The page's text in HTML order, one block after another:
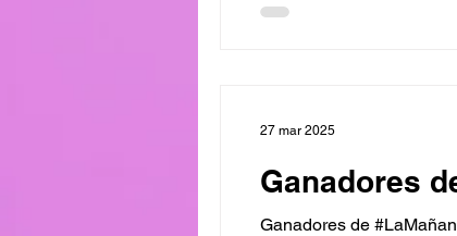
Ganadores
Ganadores de
27 mar 2025